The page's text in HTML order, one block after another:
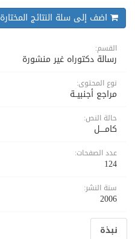
اضف إلى سلة النتائج المختارة
القسم:
رسالة دكتوراه غير منشورة
نوع المحتوى:
مراجع أجنبيــة
حالة النص:
كامــــل
عدد الصفحات:
124
سنة النشر:
2006
نبذة